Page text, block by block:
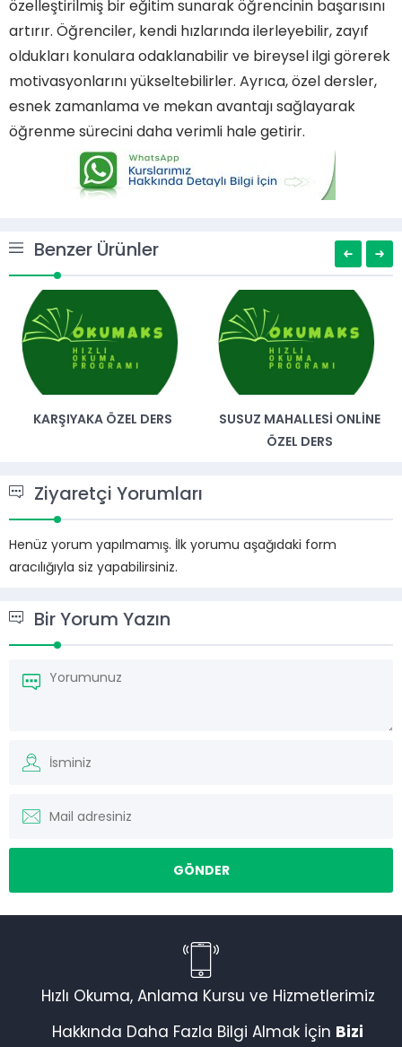
özelleştirilmiş bir eğitim sunarak öğrencinin başarısını
artırır. Öğrenciler, kendi hızlarında ilerleyebilir, zayıf
oldukları konulara odaklanabilir ve bireysel ilgi görerek
motivasyonlarını yükseltebilirler. Ayrıca, özel dersler,
esnek zamanlama ve mekan avantajı sağlayarak
öğrenme sürecini daha verimli hale getirir.
Benzer Ürünler
KARŞIYAKA ÖZEL DERS
SUSUZ MAHALLESI ONLINE
ÖZEL DERS
Ziyaretçi Yorumları
Henüz yorum yapılmamış. İlk yorumu aşağıdaki form
aracılığıyla siz yapabilirsiniz.
Bir Yorum Yazın
Hızlı Okuma, Anlama Kursu ve Hizmetlerimiz
Hakkında Daha Fazla Bilgi Almak İçin Bizi
Müşteri Temsilcisi